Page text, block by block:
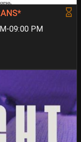
09:00 PM